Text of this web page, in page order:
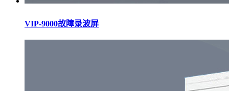
VIP-9000故障录波屏